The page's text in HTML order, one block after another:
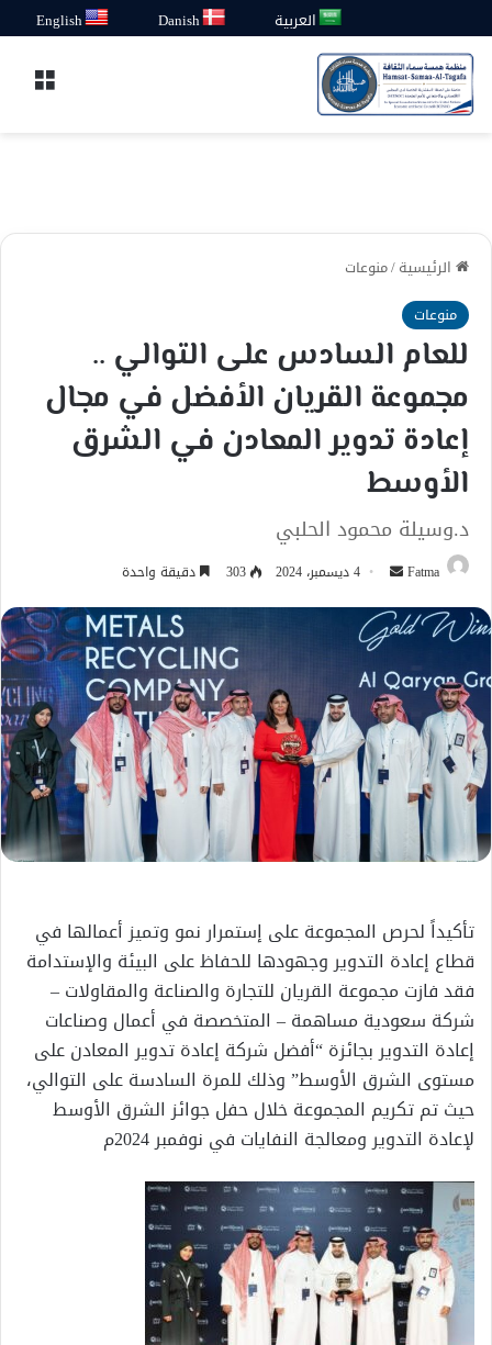
العربية Danish
English
الرئيسية/منوعات
منوعات
للعام السادس على التوالي ..
مجموعة القريان الأفضل في مجال
إعادة تدوير المعادن في الشرق
الأوسط
د.وسيلة محمود الحلبي
Fatma
أرسل
إلكترونيا
4 ديسمبر، 2024 303 دقيقة واحدة
تأكيداً لحرص المجموعة على إستمرار نمو وتميز أعمالها في
قطاع إعادة التدوير وجهودها للحفاظ على البيئة والإستدامة
فقد فازت مجموعة القريان للتجارة والصناعة والمقاولات –
شركة سعودية مساهمة – المتخصصة في أعمال وصناعات
إعادة التدوير بجائزة “أفضل شركة إعادة تدوير المعادن على
مستوى الشرق الأوسط” وذلك للمرة السادسة على التوالي،
حيث تم تكريم المجموعة خلال حفل جوائز الشرق الأوسط
لإعادة التدوير ومعالجة النفايات في نوفمبر 2024م